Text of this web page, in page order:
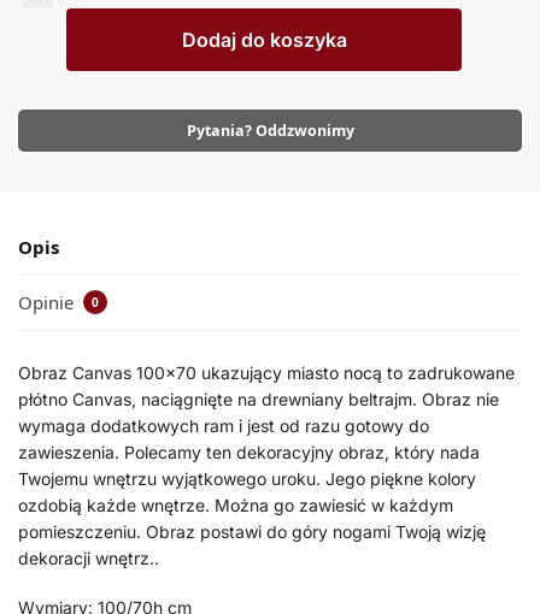
Dodaj do koszyka
Pytania? Oddzwonimy
Opis
Opinie 0
Obraz Canvas 100×70 ukazujący miasto nocą to zadrukowane
płótno Canvas, naciągnięte na drewniany beltrajm. Obraz nie
wymaga dodatkowych ram i jest od razu gotowy do
zawieszenia. Polecamy ten dekoracyjny obraz, który nada
Twojemu wnętrzu wyjątkowego uroku. Jego piękne kolory
ozdobią każde wnętrze. Można go zawiesić w każdym
pomieszczeniu. Obraz postawi do góry nogami Twoją wizję
dekoracji wnętrz..
Wymiary: 100/70h cm